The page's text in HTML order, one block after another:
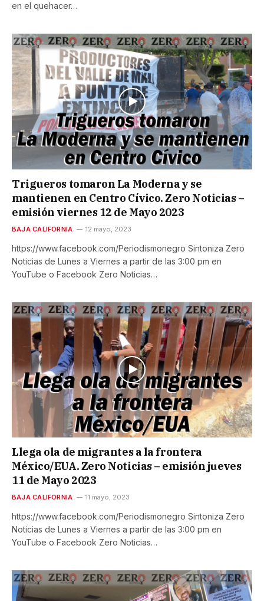
en el quehacer…
Trigueros tomaron La Moderna y se
mantienen en Centro Cívico. Zero Noticias –
emisión viernes 12 de Mayo 2023
BAJA CALIFORNIA 12 mayo, 2023
https://www.facebook.com/Periodismonegro Sintoniza Zero
Noticias de Lunes a Viernes a partir de las 3:00 pm en
YouTube o Facebook Zero Noticias…
Llega ola de migrantes a la frontera
México/EUA. Zero Noticias – emisión jueves
11 de Mayo 2023
BAJA CALIFORNIA 11 mayo, 2023
https://www.facebook.com/Periodismonegro Sintoniza Zero
Noticias de Lunes a Viernes a partir de las 3:00 pm en
YouTube o Facebook Zero Noticias…